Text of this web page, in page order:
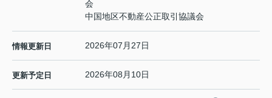
会
中国地区不動産公正取引協議会
情報更新日 2026年07月27日
更新予定日 2026年08月10日